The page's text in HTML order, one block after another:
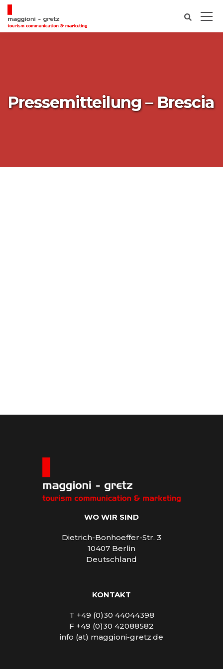
Pressemitteilung – Brescia
WO WIR SIND
Dietrich-Bonhoeffer-Str. 3
10407 Berlin
Deutschland
KONTAKT
T +49 (0)30 44044398
F +49 (0)30 42088582
info (at) maggioni-gretz.de